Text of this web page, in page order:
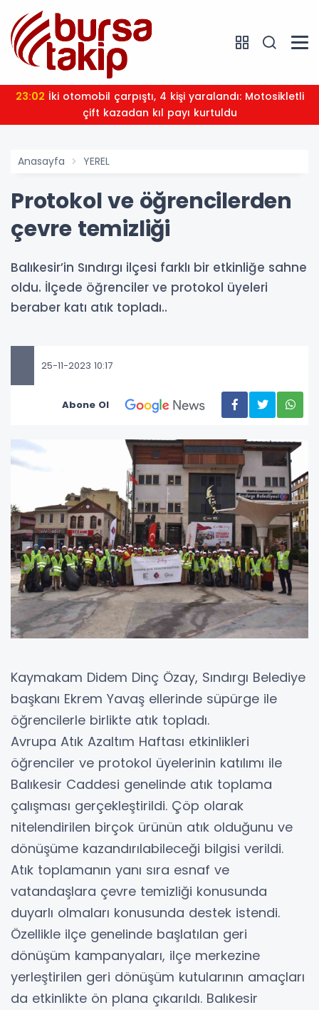
23:02
çift kazadan kıl payı kurtuldu
Anasayfa YEREL
Protokol ve öğrencilerden
çevre temizliği
Balıkesir’in Sındırgı ilçesi farklı bir etkinliğe sahne
oldu. İlçede öğrenciler ve protokol üyeleri
beraber katı atık topladı..
25-11-2023 10:17
Abone Ol
Kaymakam Didem Dinç Özay, Sındırgı Belediye
başkanı Ekrem Yavaş ellerinde süpürge ile
öğrencilerle birlikte atık topladı.
Avrupa Atık Azaltım Haftası etkinlikleri
öğrenciler ve protokol üyelerinin katılımı ile
Balıkesir Caddesi genelinde atık toplama
çalışması gerçekleştirildi. Çöp olarak
nitelendirilen birçok ürünün atık olduğunu ve
dönüşüme kazandırılabileceği bilgisi verildi.
Atık toplamanın yanı sıra esnaf ve
vatandaşlara çevre temizliği konusunda
duyarlı olmaları konusunda destek istendi.
Özellikle ilçe genelinde başlatılan geri
dönüşüm kampanyaları, ilçe merkezine
yerleştirilen geri dönüşüm kutularının amaçları
da etkinlikte ön plana çıkarıldı. Balıkesir